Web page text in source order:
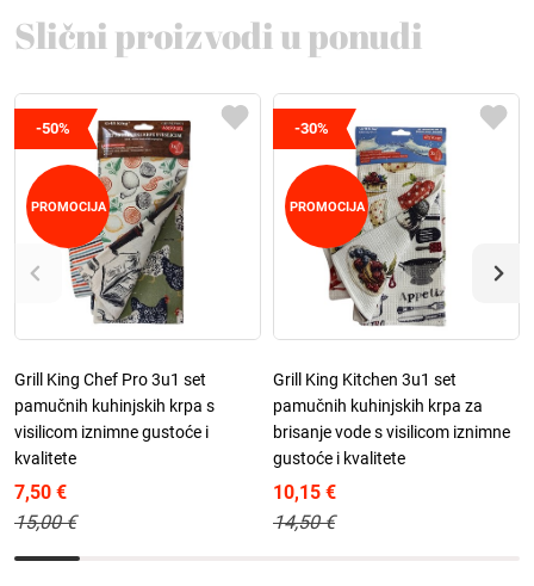
Slični proizvodi u ponudi
-50%
PROMOCIJA
Grill King Chef Pro 3u1 set
pamučnih kuhinjskih krpa s
visilicom iznimne gustoće i
kvalitete
7,50 €
15,00 €
-30%
PROMOCIJA
Grill King Kitchen 3u1 set
pamučnih kuhinjskih krpa za
brisanje vode s visilicom iznimne
gustoće i kvalitete
10,15 €
14,50 €